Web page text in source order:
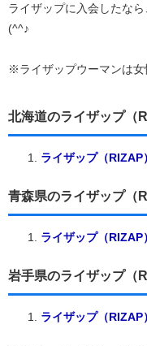
ライザップに入会したな
(^^♪
※ライザップウーマンは女
北海道のライザップ（
ライザップ（RIZAP
青森県のライザップ（
ライザップ（RIZAP
岩手県のライザップ（
ライザップ（RIZAP